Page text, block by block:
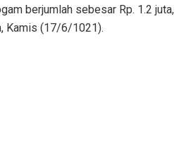
berjumlah sebesar Rp. 1.2 juta,
Kamis (17/6/1021).